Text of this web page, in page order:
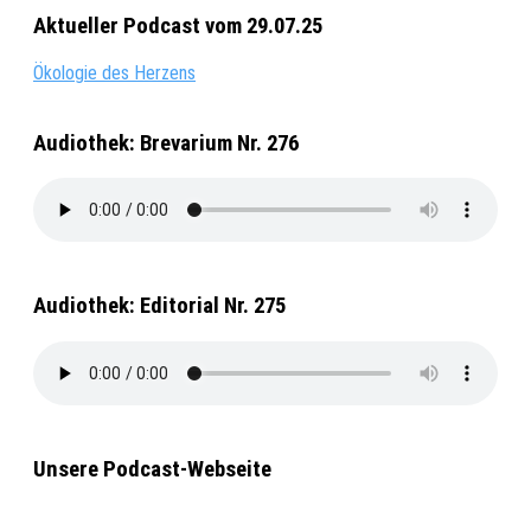
Aktueller Podcast vom 29.07.25
Ökologie des Herzens
Audiothek: Brevarium Nr. 276
Audiothek: Editorial Nr. 275
Unsere Podcast-Webseite